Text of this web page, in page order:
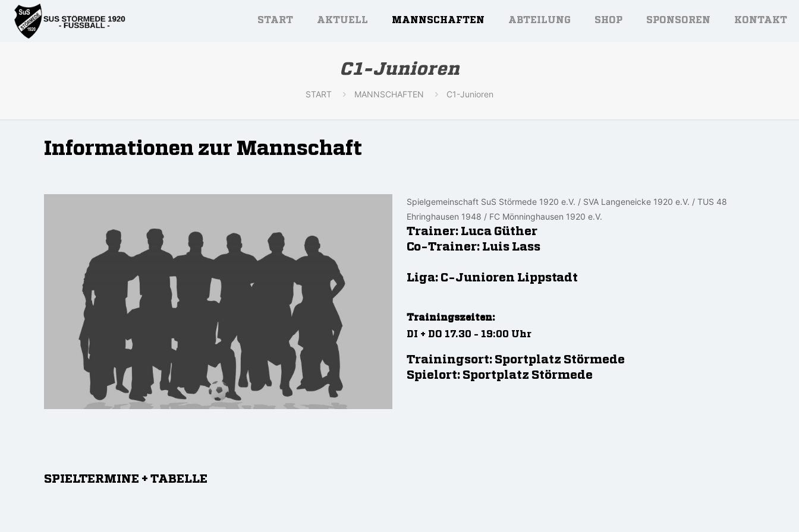
START AKTUELL MANNSCHAFTEN ABTEILUNG SHOP SPONSOREN KONTAKT
C1-Junioren
START MANNSCHAFTEN C1-Junioren
Informationen zur Mannschaft
Spielgemeinschaft SuS Störmede 1920 e.V. / SVA Langeneicke 1920 e.V. / TUS 48
Ehringhausen 1948 / FC Mönninghausen 1920 e.V.
Trainer: Luca Güther
Co-Trainer: Luis Lass
Liga: C-Junioren Lippstadt
Trainingszeiten:
DI + DO 17.30 - 19:00 Uhr
Trainingsort: Sportplatz Störmede
Spielort: Sportplatz Störmede
SPIELTERMINE + TABELLE